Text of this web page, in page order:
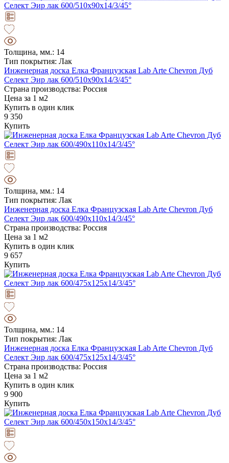
Толщина, мм.: 14
Тип покрытия: Лак
Инженерная доска Елка Французская Lab Arte Chevron Дуб
Селект Эир лак 600/510х90х14/3/45°
Страна производства: Россия
Цена за 1 м2
Купить в один клик
9 350
Купить
Толщина, мм.: 14
Тип покрытия: Лак
Инженерная доска Елка Французская Lab Arte Chevron Дуб
Селект Эир лак 600/490х110х14/3/45°
Страна производства: Россия
Цена за 1 м2
Купить в один клик
9 657
Купить
Толщина, мм.: 14
Тип покрытия: Лак
Инженерная доска Елка Французская Lab Arte Chevron Дуб
Селект Эир лак 600/475х125х14/3/45°
Страна производства: Россия
Цена за 1 м2
Купить в один клик
9 900
Купить